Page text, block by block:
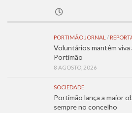
PORTIMÃO JORNAL /
Voluntários mantêm viva
Portimão
8 AGOSTO, 2026
SOCIEDADE
Portimão lança a maior
sempre no concelho